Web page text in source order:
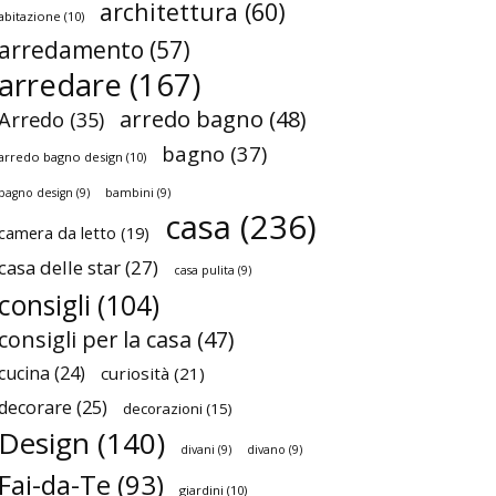
(10) architettura (60)
(57)
(167)
(35) arredo bagno (48)
bagno design (10) bagno (37)
design (9) bambini (9)
da letto (19) casa (236)
delle star(27) casa pulita (9)
(104)
per la casa (47)
(24) curiosità (21)
(25) decorazioni (15)
(140) divani (9) divano (9)
da-Te (93) giardini (10)